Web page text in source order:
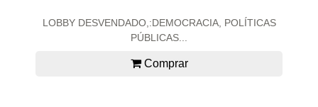
LOBBY DESVENDADO,:DEMOCRACIA, POLÍTICAS
PÚBLICAS...
Comprar